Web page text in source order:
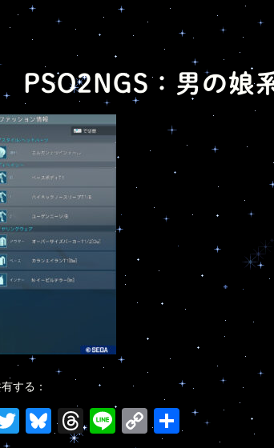
PSO2NGS：男の娘
する：
Twitter
Bluesky
Threads
LineCopy
共